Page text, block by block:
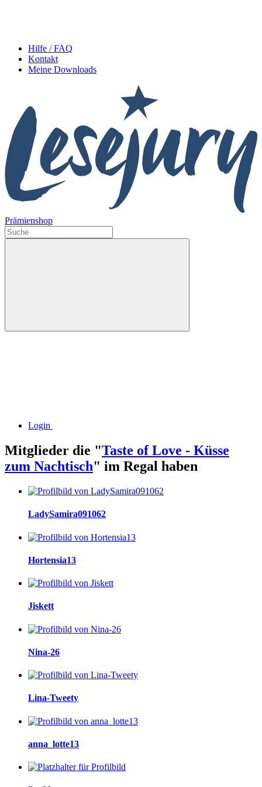
Hilfe / FAQ
Kontakt
Meine Downloads
Prämienshop
Login
Mitglieder die "Taste of Love - Küsse
zum Nachtisch" im Regal haben
LadySamira091062
Hortensia13
Jiskett
Nina-26
Lina-Tweety
anna_lotte13